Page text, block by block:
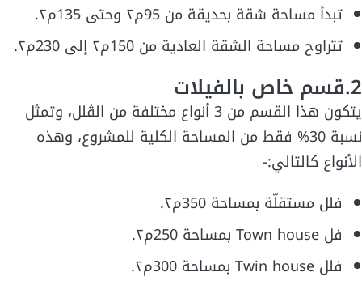
تبدأ مساحة شقة بحديقة من 95م٢ وحتى 135م٢.
تتراوح مساحة الشقة العادية من 150م٢ إلى 230م٢.
2.قسم خاص بالفيلات
يتكون هذا القسم من 3 أنواع مختلفة من الڤلل، وتمثل
نسبة 30% فقط من المساحة الكلية للمشروع، وهذه
الأنواع كالتالي:-
فلل مستقلّة بمساحة 350م٢.
فل Town house بمساحة 250م٢.
فلل Twin house بمساحة 300م٢.